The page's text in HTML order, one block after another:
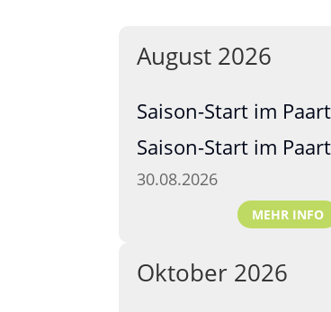
August 2026
Saison-Start im
Saison-Start im
30.08.2026
MEHR INFO
Oktober 2026